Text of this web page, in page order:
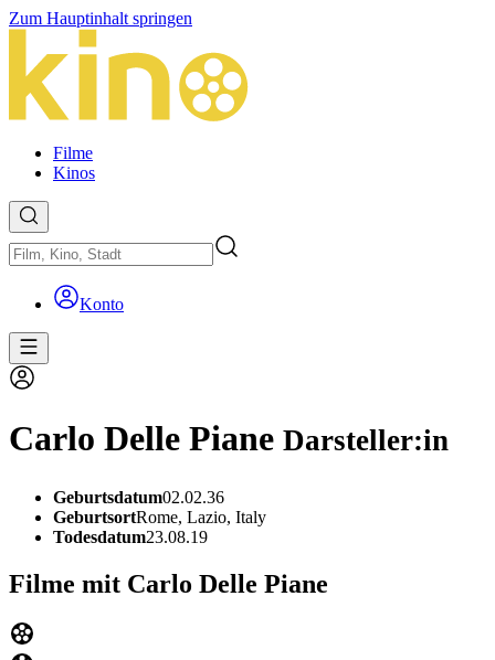
Zum Hauptinhalt springen
Filme
Kinos
Konto
Carlo Delle Piane Darsteller:in
Geburtsdatum02.02.36
GeburtsortRome, Lazio, Italy
Todesdatum23.08.19
Filme mit Carlo Delle Piane